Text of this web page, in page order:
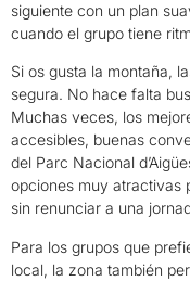
siguiente con un plan
cuando el grupo tiene
Si os gusta la montaña,
segura. No hace falta
Muchas veces, los
accesibles, buenas
del Parc Nacional
opciones muy atractivas
sin renunciar a una
Para los grupos que
local, la zona también